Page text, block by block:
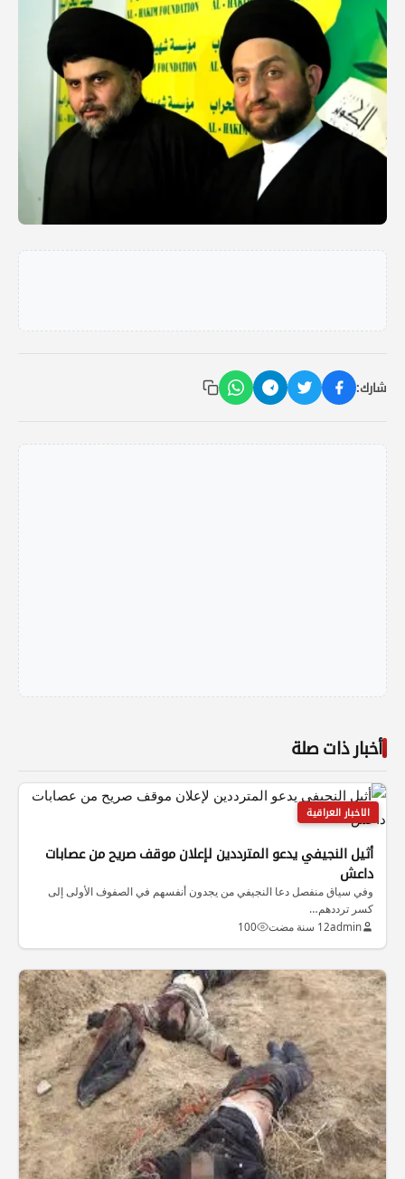
شارك:
أخبار ذات صلة
الاخبار العراقية
أثيل النجيفي يدعو المترددين لإعلان موقف صريح من عصابات
داعش
وفي سياق منفصل دعا النجيفي من يجدون أنفسهم في الصفوف الأولى إلى
كسر ترددهم…
admin12 سنة مضت 100